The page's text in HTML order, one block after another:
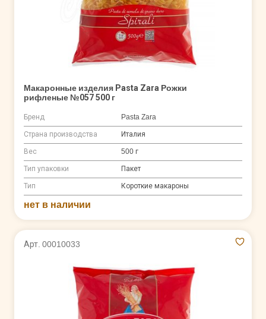
Макаронные изделия Pasta Zara Рожки
рифленые №057 500 г
Бренд Pasta Zara
Страна производства Италия
Вес 500 г
Тип упаковки Пакет
Тип Короткие макароны
нет в наличии
Арт. 00010033